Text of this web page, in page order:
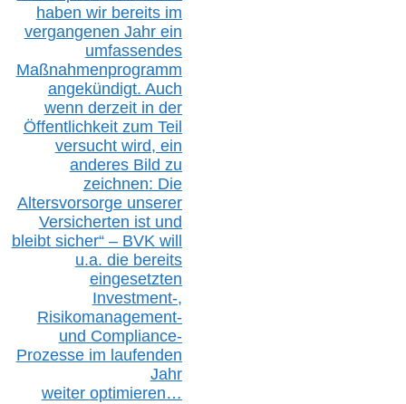
haben wir bereits im
vergangenen Jahr ein
umfassendes
Maßnahmenprogramm
angekündigt. Auch
wenn derzeit in der
Öffentlichkeit zum Teil
versucht wird, ein
anderes Bild zu
zeichnen: Die
Altersvorsorge unserer
Versicherten ist und
bleibt sicher“ – BVK will
u.a. die bereits
eingesetzten
Investment-,
Risikomanagement-
und Compliance-
Prozesse im laufenden
Jahr
weiter optimieren…